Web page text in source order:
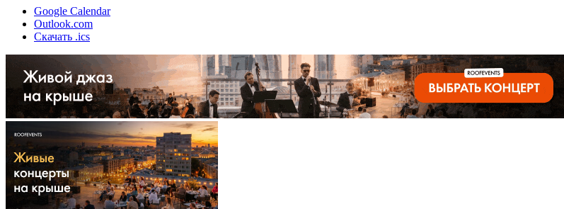
Google Calendar
Outlook.com
Скачать .ics